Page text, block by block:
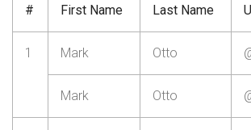
# First Name Last Name
1 Mark Otto
Mark Otto